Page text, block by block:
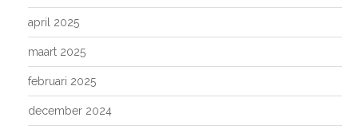
april 2025
maart 2025
februari 2025
december 2024